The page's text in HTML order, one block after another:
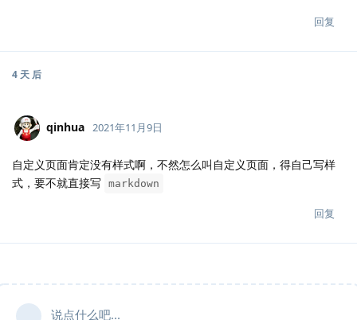
回复
4 天 后
qinhua 2021年11月9日
自定义页面肯定没有样式啊，不然怎么叫自定义页面，得自己写样
式，要不就直接写
markdown
回复
说点什么吧...